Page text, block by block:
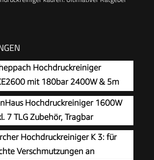
Hochdruckreiniger
mit 180bar 2400W & 5m
Hochdruckreiniger 1600W
7 TLG Zubehör, Tragbar
Hochdruckreiniger K 3: für
Verschmutzungen an